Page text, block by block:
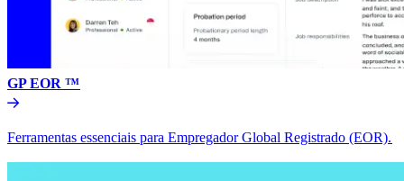
GP EOR ™​​
Ferramentas essenciais para Empregador Global Registrado (EOR).​​